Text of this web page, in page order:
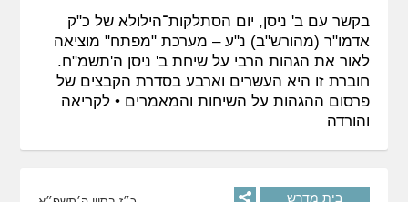
בקשר עם ב' ניסן, יום הסתלקות־הילולא של כ"ק
אדמו"ר (מהורש"ב) נ"ע – מערכת "מפתח" מוציאה
לאור את הגהות הרבי על שיחת ב' ניסן ה'תשמ"ח.
חוברת זו היא העשרים וארבע בסדרת הקבצים של
פרסום ההגהות על השיחות והמאמרים •לקריאה
והורדה
בית מדרש